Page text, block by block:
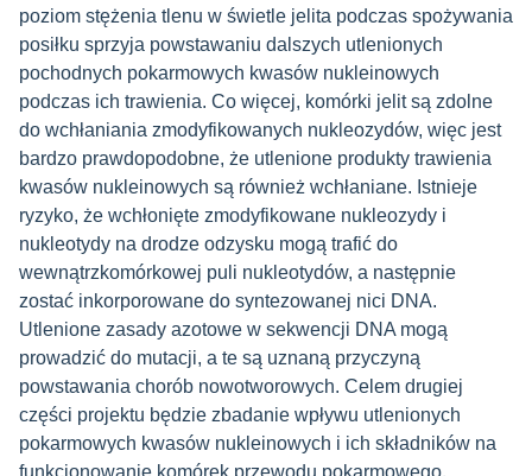
poziom stężenia tlenu w świetle jelita podczas spożywania
posiłku sprzyja powstawaniu dalszych utlenionych
pochodnych pokarmowych kwasów nukleinowych
podczas ich trawienia. Co więcej, komórki jelit są zdolne
do wchłaniania zmodyfikowanych nukleozydów, więc jest
bardzo prawdopodobne, że utlenione produkty trawienia
kwasów nukleinowych są również wchłaniane. Istnieje
ryzyko, że wchłonięte zmodyfikowane nukleozydy i
nukleotydy na drodze odzysku mogą trafić do
wewnątrzkomórkowej puli nukleotydów, a następnie
zostać inkorporowane do syntezowanej nici DNA.
Utlenione zasady azotowe w sekwencji DNA mogą
prowadzić do mutacji, a te są uznaną przyczyną
powstawania chorób nowotworowych. Celem drugiej
części projektu będzie zbadanie wpływu utlenionych
pokarmowych kwasów nukleinowych i ich składników na